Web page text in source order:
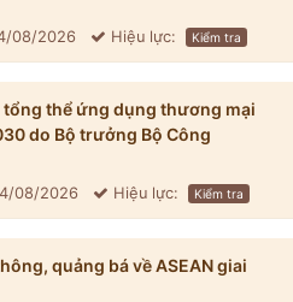
08/2026 Hiệu lực: Kiểm tra
tổng thể ứng dụng thương mại
do Bộ trưởng Bộ Công
08/2026 Hiệu lực: Kiểm tra
quảng bá về ASEAN giai